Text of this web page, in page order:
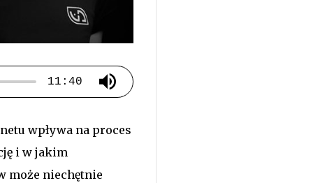
11:40
wpływa na proces
i w jakim
może niechętnie